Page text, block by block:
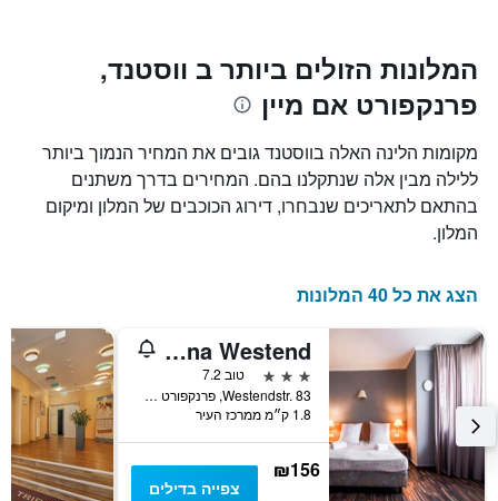
המחיר
הממוצע
של
במהלך
סוף
השבוע
זה
שנמצא
האחרונים
X
המציגים
את
הימים
שנותרו
עד
למועד
השהות
כולל
ציר
Y
המציג
את
מחיר
הממוצע
של
חדר
המלונות הזולים ביותר ב ווסטנד,
פרנקפורט אם מיין
מקומות הלינה האלה בווסטנד גובים את המחיר הנמוך ביותר
ללילה מבין אלה שנתקלנו בהם. המחירים בדרך משתנים
בהתאם לתאריכים שנבחרו, דירוג הכוכבים של המלון ומיקום
המלון.
הצג את כל 40 המלונות
Fair Hotel Villa Diana Westend
3 כוכבים
טוב 7.2
Westendstr. 83, פרנקפורט אם מיין, הסן, גרמניה
1.8 ק״מ ממרכז העיר
₪156
צפייה בדילים